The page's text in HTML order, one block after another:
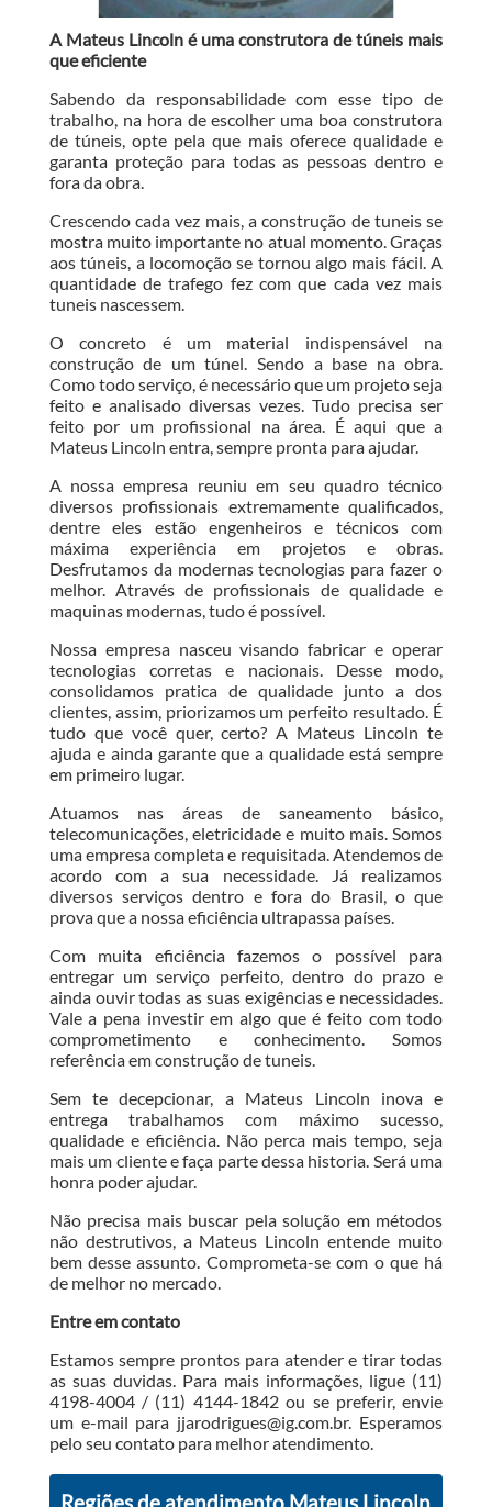
A Mateus Lincoln é uma construtora de túneis mais
que eficiente
Sabendo da responsabilidade com esse tipo de
trabalho, na hora de escolher uma boa construtora
de túneis, opte pela que mais oferece qualidade e
garanta proteção para todas as pessoas dentro e
fora da obra.
Crescendo cada vez mais, a construção de tuneis se
mostra muito importante no atual momento. Graças
aos túneis, a locomoção se tornou algo mais fácil. A
quantidade de trafego fez com que cada vez mais
tuneis nascessem.
O concreto é um material indispensável na
construção de um túnel. Sendo a base na obra.
Como todo serviço, é necessário que um projeto seja
feito e analisado diversas vezes. Tudo precisa ser
feito por um profissional na área. É aqui que a
Mateus Lincoln entra, sempre pronta para ajudar.
A nossa empresa reuniu em seu quadro técnico
diversos profissionais extremamente qualificados,
dentre eles estão engenheiros e técnicos com
máxima experiência em projetos e obras.
Desfrutamos da modernas tecnologias para fazer o
melhor. Através de profissionais de qualidade e
maquinas modernas, tudo é possível.
Nossa empresa nasceu visando fabricar e operar
tecnologias corretas e nacionais. Desse modo,
consolidamos pratica de qualidade junto a dos
clientes, assim, priorizamos um perfeito resultado. É
tudo que você quer, certo? A Mateus Lincoln te
ajuda e ainda garante que a qualidade está sempre
em primeiro lugar.
Atuamos nas áreas de saneamento básico,
telecomunicações, eletricidade e muito mais. Somos
uma empresa completa e requisitada. Atendemos de
acordo com a sua necessidade. Já realizamos
diversos serviços dentro e fora do Brasil, o que
prova que a nossa eficiência ultrapassa países.
Com muita eficiência fazemos o possível para
entregar um serviço perfeito, dentro do prazo e
ainda ouvir todas as suas exigências e necessidades.
Vale a pena investir em algo que é feito com todo
comprometimento e conhecimento. Somos
referência em construção de tuneis.
Sem te decepcionar, a Mateus Lincoln inova e
entrega trabalhamos com máximo sucesso,
qualidade e eficiência. Não perca mais tempo, seja
mais um cliente e faça parte dessa historia. Será uma
honra poder ajudar.
Não precisa mais buscar pela solução em métodos
não destrutivos, a Mateus Lincoln entende muito
bem desse assunto. Comprometa-se com o que há
de melhor no mercado.
Entre em contato
Estamos sempre prontos para atender e tirar todas
as suas duvidas. Para mais informações, ligue (11)
4198-4004 / (11) 4144-1842 ou se preferir, envie
um e-mail para jjarodrigues@ig.com.br. Esperamos
pelo seu contato para melhor atendimento.